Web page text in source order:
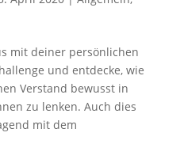
mit deiner persönlichen
und entdecke, wie
Verstand bewusst in
zu lenken. Auch dies
mit dem